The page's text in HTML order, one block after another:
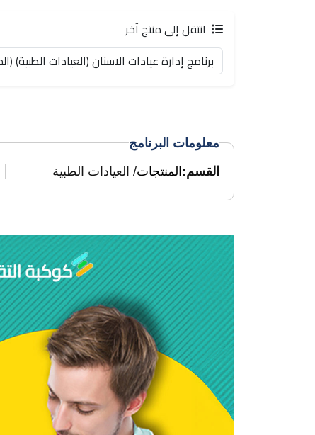
انتقل إلى منتج آخر
معلومات البرنامج
القسم: المنتجات/ العيادات الطبية